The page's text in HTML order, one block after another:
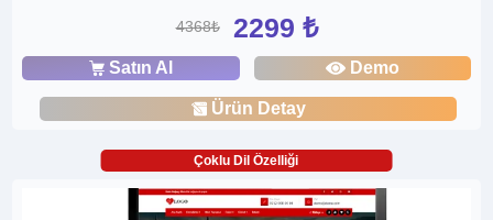
4368₺ 2299 ₺
Satın Al Demo
Ürün Detay
Çoklu Dil Özelliği